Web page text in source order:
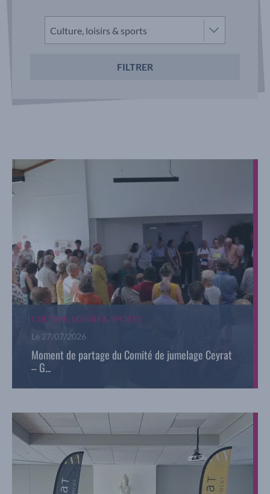
Culture, loisirs & sports
FILTRER
CULTURE, LOISIRS & SPORTS
Le 27/07/2026
Moment de partage du Comité de jumelage Ceyrat
– G...